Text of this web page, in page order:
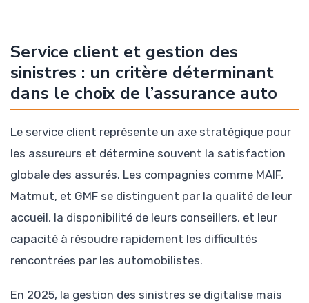
Service client et gestion des
sinistres : un critère déterminant
dans le choix de l’assurance auto
Le service client représente un axe stratégique pour
les assureurs et détermine souvent la satisfaction
globale des assurés. Les compagnies comme MAIF,
Matmut, et GMF se distinguent par la qualité de leur
accueil, la disponibilité de leurs conseillers, et leur
capacité à résoudre rapidement les difficultés
rencontrées par les automobilistes.
En 2025, la gestion des sinistres se digitalise mais